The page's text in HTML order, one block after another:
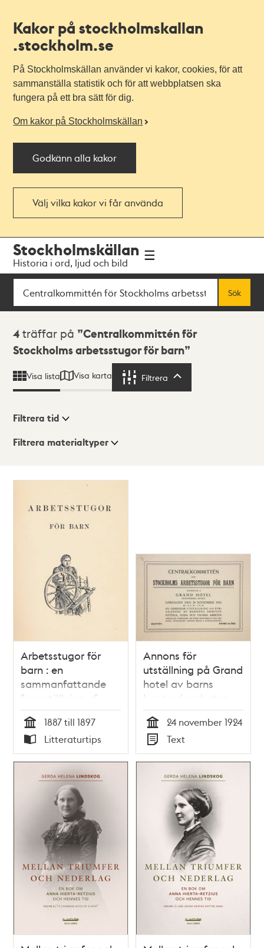
Kakor på stockholmskallan
.stockholm.se
På Stockholmskällan använder vi kakor, cookies, för att
sammanställa statistik och för att webbplatsen ska
fungera på ett bra sätt för dig.
Om kakor på Stockholmskällan
Godkänn alla kakor
Välj vilka kakor vi får använda
navigationen
huvudinnehållet
Stockholmskällan
Historia i ord, ljud och bild
Sök
Sök
Sökresultat
4 träffar på
Centralkommittén för
Stockholms arbetsstugor för barn
Visa lista Visa karta Filtrera
Visningsläge
Filtrera tid
Filtrera materialtyper
Arbetsstugor för
barn : en
sammanfattande
framställning af
arbetsstugeverksamheten
i Sverige / Anna
Hierta-Retzius
Tid
1887 till 1897
Typ
Litteraturtips
Annons för
utställning på Grand
hotel av barns
hantverksarbeten
från arbetsstugor -
1924
Tid
24 november 1924
Typ
Text